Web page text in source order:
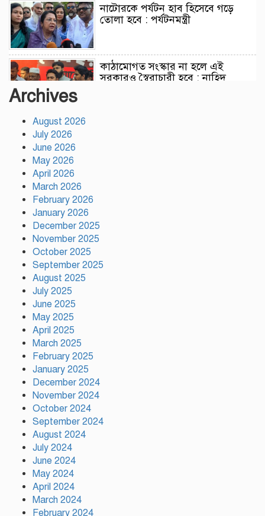
নাটোরকে পর্যটন হাব হিসেবে গড়ে
তোলা হবে : পর্যটনমন্ত্রী
কাঠামোগত সংস্কার না হলে এই
সরকারও স্বৈরাচারী হবে : নাহিদ
জমিয়ত
দুর্গাপূজায় আসছে সালমার নতুন গান,
রেকর্ড সম্পন্ন
Archives
August 2026
July 2026
June 2026
May 2026
April 2026
March 2026
February 2026
January 2026
December 2025
November 2025
October 2025
September 2025
August 2025
July 2025
June 2025
May 2025
April 2025
March 2025
February 2025
January 2025
December 2024
November 2024
October 2024
September 2024
August 2024
July 2024
June 2024
May 2024
April 2024
March 2024
February 2024